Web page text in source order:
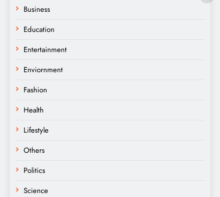
Business
Education
Entertainment
Enviornment
Fashion
Health
Lifestyle
Others
Politics
Science